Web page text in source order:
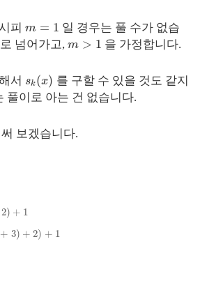
피 m = 1 일 경우는 풀 수가 없습
로 넘어가고, m > 1 을 가정합니다.
서 sk(x) 를 구할 수 있을 것도 같지
풀이로 아는 건 없습니다.
보겠습니다.
2) + 1
+ 3) + 2) + 1